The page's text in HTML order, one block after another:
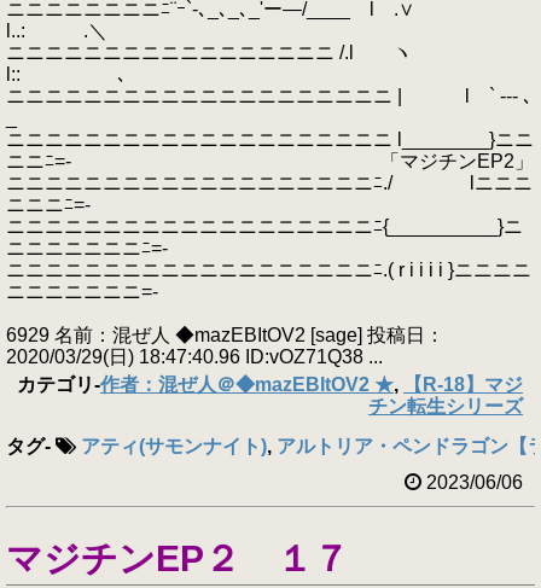
ニニニニニニニニﾆ¨ｰ`-､_､_､_'ー―/____ l .∨
l..: .＼
ニニニニニニニニニニニニニニニニニ /.l ヽ
l:: ､
ニニニニニニニニニニニニニニニニニニニニ | l ` --- ､
ニニニニニニニニニニニニニニニニニニニニ l________}ニニ
ニニﾆ=- 「マジチンEP2」
ニニニニニニニニニニニニニニニニニニニﾆ./ lニニニ
ニニニﾆ=-
ニニニニニニニニニニニニニニニニニニニﾆ{__________}ニ
ニニニニニニニﾆ=-
ニニニニニニニニニニニニニニニニニニニﾆ.( r i i i i }ニニニニ
ニニニニニニニ=-
6929 名前：混ぜ人 ◆mazEBItOV2 [sage] 投稿日：
2020/03/29(日) 18:47:40.96 ID:vOZ71Q38 ...
カテゴリ-作者：混ぜ人＠◆mazEBItOV2 ★,
【R-18】マジ
チン転生シリーズ
タグ- アティ(サモンナイト), アルトリア・ペンドラゴン【
2023/06/06
マジチンEP２ １７